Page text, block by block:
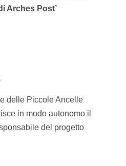
Arches Post’
delle Piccole Ancelle
in modo autonomo il
del progetto